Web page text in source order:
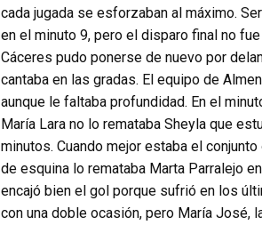
cada jugada se esforzaban al máximo.
en el minuto 9, pero el disparo final no
Cáceres pudo ponerse de nuevo por
cantaba en las gradas. El equipo de
aunque le faltaba profundidad. En el
María Lara no lo remataba Sheyla que
minutos. Cuando mejor estaba el
de esquina lo remataba Marta Parralejo
encajó bien el gol porque sufrió en los
con una doble ocasión, pero María José,